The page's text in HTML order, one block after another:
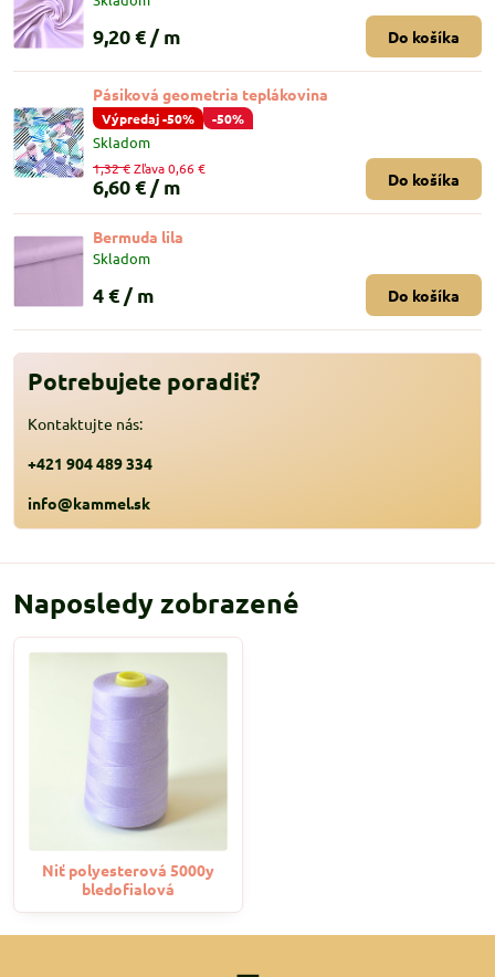
9,20 € / m Do košíka
Pásiková geometria teplákovina
Výpredaj -50% -50%
Skladom
1,32 €Zľava 0,66 €
6,60 € / m Do košíka
Bermuda lila
Skladom
4 € / m Do košíka
Potrebujete poradiť?
Kontaktujte nás:
+421 904 489 334
info@kammel.sk
Naposledy zobrazené
Niť polyesterová 5000y
bledofialová